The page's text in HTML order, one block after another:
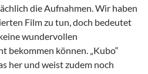
die Aufnahmen. Wir haben
Film zu tun, doch bedeutet
wundervollen
bekommen können. „Kubo“
her und weist zudem noch